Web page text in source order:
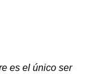
es el único ser